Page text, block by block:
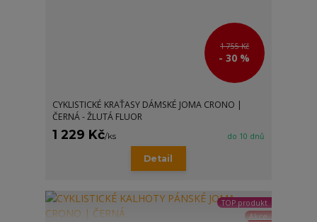
1 755 Kč
- 30 %
CYKLISTICKÉ KRAŤASY DÁMSKÉ JOMA CRONO |
ČERNÁ - ŽLUTÁ FLUOR
1 229 Kč/ks do 10 dnů
Detail
TOP produkt
Akce